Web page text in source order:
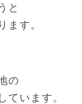
と
ます。
の
ています。